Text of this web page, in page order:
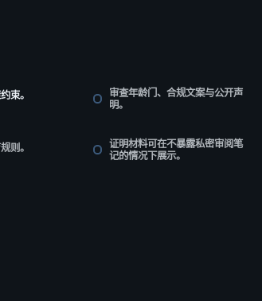
束。
审查年龄门、合规文案与公开声
明。
则。
证明材料可在不暴露私密审阅笔
记的情况下展示。